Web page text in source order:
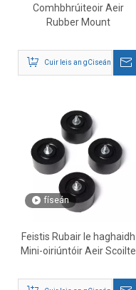
Comhbhrúiteoir Aeir
Rubber Mount
Cuir leis an gCiseán
físeán
Feistis Rubair le haghaidh
Mini-oiriúntóir Aeir Scoilte